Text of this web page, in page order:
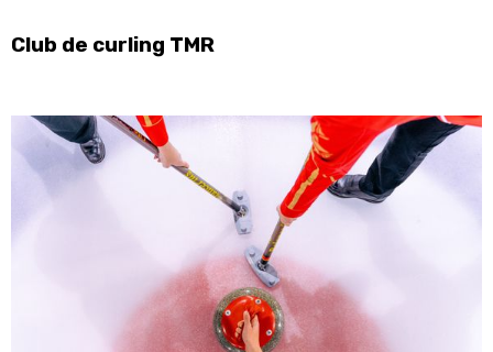
Club de curling TMR